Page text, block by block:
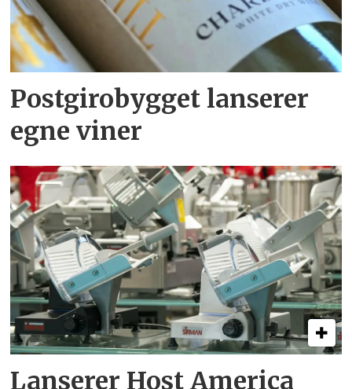
Postgirobygget lanserer
egne viner
Lanserer Host America